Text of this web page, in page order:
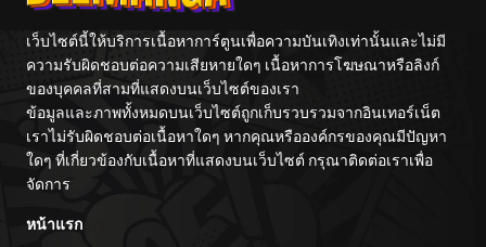
เว็บไซต์นี้ให้บริการเนื้อหาการ์ตูนเพื่อความบันเทิงเท่านั้นและไม่มี
ความรับผิดชอบต่อความเสียหายใดๆ เนื้อหาการโฆษณาหรือลิงก์
ของบุคคลที่สามที่แสดงบนเว็บไซต์ของเรา
ข้อมูลและภาพทั้งหมดบนเว็บไซต์ถูกเก็บรวบรวมจากอินเทอร์เน็ต
เราไม่รับผิดชอบต่อเนื้อหาใดๆ หากคุณหรือองค์กรของคุณมีปัญหา
ใดๆ ที่เกี่ยวข้องกับเนื้อหาที่แสดงบนเว็บไซต์ กรุณาติดต่อเราเพื่อ
จัดการ
หน้าแรก